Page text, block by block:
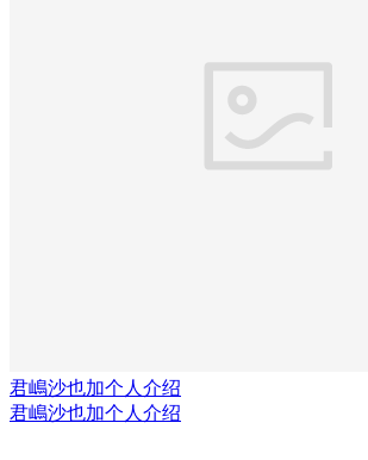
君嶋沙也加个人介绍
君嶋沙也加个人介绍